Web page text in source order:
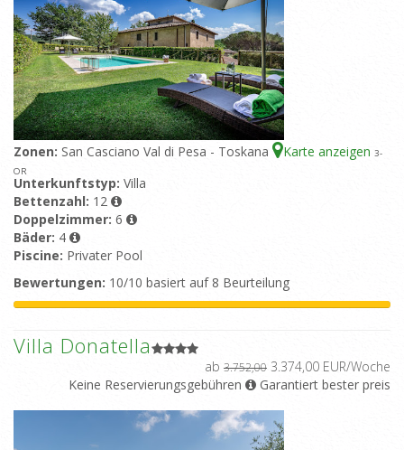
Zonen: San Casciano Val di Pesa - Toskana Karte anzeigen 3-
OR
Unterkunftstyp: Villa
Bettenzahl: 12
Doppelzimmer: 6
Bäder: 4
Piscine: Privater Pool
Bewertungen: 10/10 basiert auf 8 Beurteilung
Villa Donatella
ab 3.752,00 3.374,00 EUR/Woche
Keine Reservierungsgebühren
Garantiert bester preis